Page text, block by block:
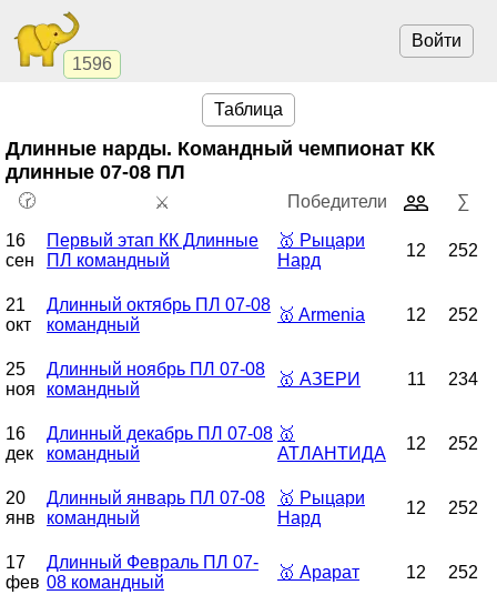
1596
Войти
Таблица
Длинные нарды. Командный чемпионат КК
длинные 07-08 ПЛ
🕝 ⚔️ Победители ∑
16
сен
Первый этап КК Длинные
ПЛ командный
🥇 Рыцари
Нард
12 252
21
окт
Длинный октябрь ПЛ 07-08
командный
🥇 Armenia 12 252
25
ноя
Длинный ноябрь ПЛ 07-08
командный
🥇 АЗЕРИ 11 234
16
дек
Длинный декабрь ПЛ 07-08
командный
🥇
АТЛАНТИДА
12 252
20
янв
Длинный январь ПЛ 07-08
командный
🥇 Рыцари
Нард
12 252
17
фев
Длинный Февраль ПЛ 07-
08 командный
🥇 Арарат 12 252